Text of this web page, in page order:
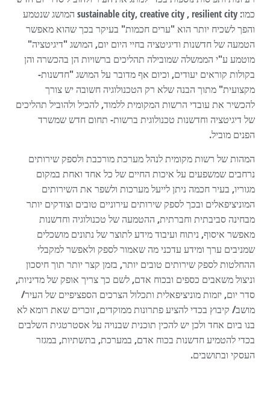
כמו: sustainable city, creative city , resilient city המושג שנטמע
והפך לשכיח יותר הוא "ערים חכמות" בעיקר בכך שהוא מאפשר
הטמעה של חדשנות ודיגיטציה בחיי היום יום, המושג "דיגיטציה"
מוטמע ע"י הממשלה שמובילה תהליכים ברשויות הן בהכשרה והן
בקולות קוראים יעודים, וכיום אף מדובר על המושג "חדשנות-
מקצועית" מתוך הבנה שלא רק הטכנולוגיה חשובה יש צורך
להכשיר את עובדי הרשות המקומית ללמוד, להכיל ולהוביל תהליכים
של דיגיטציה וחדשנות טכנולוגית ברשות- תחום חדש שמשרד
הפנים מוביל.
המהות של רשות מקומית לנהל מערכת מורכבת ולספק שירותים
נרחבים שמשפעים על איכות החיים של כל אחד ואחת במקום
מגוריו, בעיר חכמה ניתן לייעל מערכות ולשפר את השירותים
המוניציפאלים ובכך לספק שירותים עירוניים טובים וצודקים יותר
מבחינה סביבתית וחברתית, ההטמעה של טכנולוגיה וחדשנות
מאפשר איסוף, ניתוח ועיבוד מידע לתוצר של נתונים מושכלים
שמניבים ערך ומידע עדכני מה שאמור לספק ולאפשר למקבלי
ההחלטות לספק שירותים טובים יותר, בזמן קצר יותר תוך חיסכון
וניצול משאבים כספים ובכוח אדם, לשם כך צריך אופק של מדיניות,
סדר יום, יזמות מוניציפאלית ותכלול הצרכים הספציפיים של העיר/
מושב/ קיבוץ בכדי להציע פתרונות ממוקדים, זוכרים שאת רומא לא
בנו ביום אחד ולכן יש להכין תוכנית שבנויה על אסטרטגית השלבים
בכדי להטמיע חדשנות בכוח אדם, במערכת, בתשתיות, במגזר
העסקי ובתושבים.